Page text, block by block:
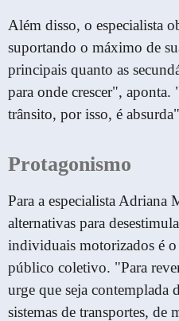
Além disso, o especialista
suportando o máximo de
principais quanto as
para onde crescer",
trânsito, por isso, é
Protagonismo
Para a especialista Adriana
alternativas para
individuais motorizados é
público coletivo. "Para
urge que seja contemplada
sistemas de transportes, de